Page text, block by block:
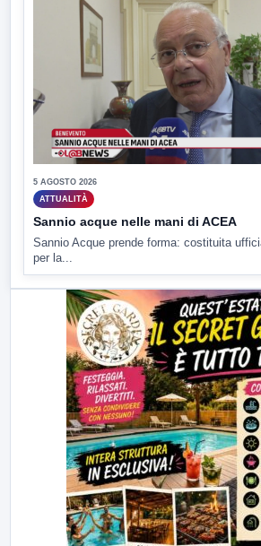
5 AGOSTO 2026
ATTUALITÀ
Sannio acque nelle mani di ACEA
Sannio Acque prende forma: costituita
per la...